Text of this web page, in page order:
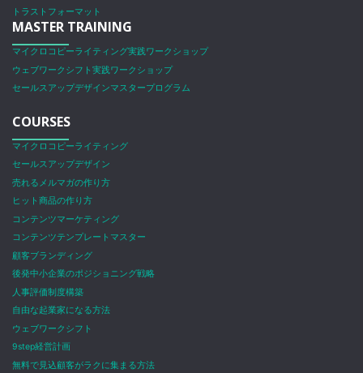
トラストフォーマット
MASTER TRAINING
マイクロコピーライティング実践ワークショップ
ウェブワークシフト実践ワークショップ
セールスアップデザインマスタープログラム
COURSES
マイクロコピーライティング
セールスアップデザイン
売れるメルマガの作り方
ヒット商品の作り方
コンテンツマーケティング
コンテンツテンプレートマスター
顧客ブランディング
後発中小企業のポジショニング戦略
人事評価制度構築
自由な起業家になる方法
ウェブワークシフト
9step経営計画
無料で見込顧客がラクに集まる方法